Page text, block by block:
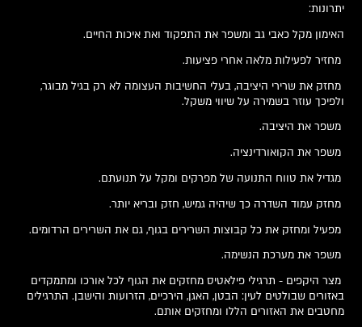
יתרונות:
האימון מקל כאבי גב ומשפר את התפקוד ואת איכות החיים.
מחזיר לפעילות מלאה אחרי פציעות.
מחזק את שרירי היציבה, בעלי החשיבות העצומה לא רק בגיל מבוגר,
ולפיכך עוזר בשמירה על שיווי משקל.
משפר את היציבה.
משפר את הקואורדינציה.
מגדיל את טווח התנועה של מפרקים ומקל על תנועתם.
מחזק עמוד השדרה כך שיהיה גמיש, חזק ובריא יותר.
מפעיל ומחזק את כל קבוצות השרירים בגוף, גם את השרירים הרדומים.
משפר את מערכת הנשימה.
מצר היקפים - תרגילי פילאטיס מחזקים את הגוף לכל אורכו ומתמקדים
באזורים שבולטים לעין: הבטן, האגן, הירכיים, הזרועות והישבן. התרגילים
מחטבים את האזורים הללו ומחזקים אותם.